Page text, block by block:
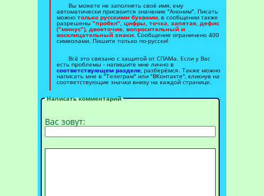
Вы можете не заполнять своё имя, ему
автоматически присвоится значение "Аноним". Писать
можно только русскими буквами, в сообщении также
разрешены "пробел", цифры, точка, запятая, дефис
("минус"), двоеточие, вопросительный и
восклицательный знаки. Сообщение ограничено 400
символами. Пишите только по-русски!
Всё это связано с защитой от СПАМа. Если у Вас
есть проблемы - напишите мне лично в
соответствующем разделе, разберёмся. Также можно
написать мне в "Телеграм" или "ВКонтакте", кликнув на
соответствующие значки внизу на каждой странице.
Написать комментарий
Вас зовут: